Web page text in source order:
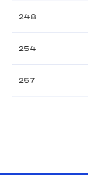
248
254
257